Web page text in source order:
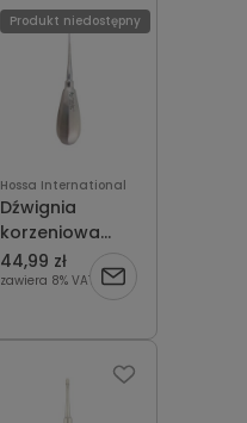
Hossa International
Dźwignia
korzeniowa
Hossa prosta 2
mm
44,99 zł
zawiera 8% VAT
Produkt niedostępny